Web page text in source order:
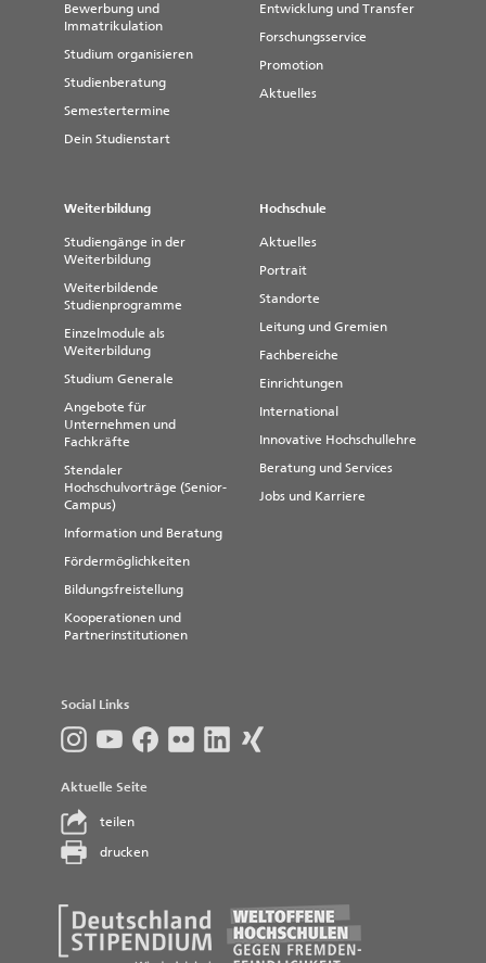
Bewerbung und
Immatrikulation
Studium organisieren
Studienberatung
Semestertermine
Dein Studienstart
Entwicklung und Transfer
Forschungsservice
Promotion
Aktuelles
Weiterbildung
Studiengänge in der
Weiterbildung
Weiterbildende
Studienprogramme
Einzelmodule als
Weiterbildung
Studium Generale
Angebote für
Unternehmen und
Fachkräfte
Stendaler
Hochschulvorträge (Senior-
Campus)
Information und Beratung
Fördermöglichkeiten
Bildungsfreistellung
Kooperationen und
Partnerinstitutionen
Hochschule
Aktuelles
Portrait
Standorte
Leitung und Gremien
Fachbereiche
Einrichtungen
International
Innovative Hochschullehre
Beratung und Services
Jobs und Karriere
Social Links
Aktuelle Seite
teilen
drucken